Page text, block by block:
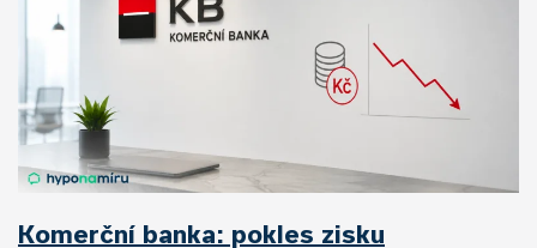
Komerční banka: pokles zisku